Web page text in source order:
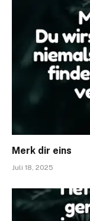
Merk dir eins
Juli 18, 2025